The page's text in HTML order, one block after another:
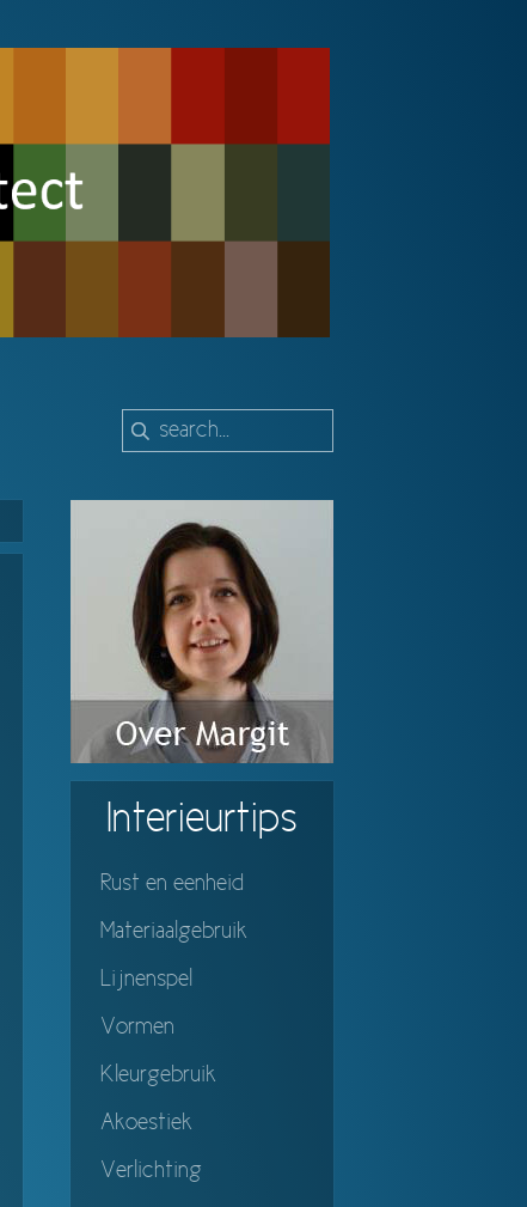
Interieurtips
Rust en eenheid
Materiaalgebruik
Lijnenspel
Vormen
Kleurgebruik
Akoestiek
Verlichting